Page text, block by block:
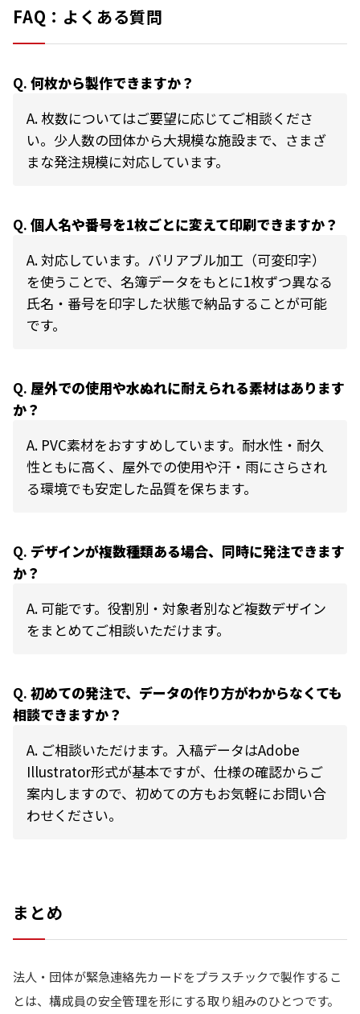
FAQ：よくある質問
Q. 何枚から製作できますか？
A. 枚数についてはご要望に応じてご相談くださ
い。少人数の団体から大規模な施設まで、さまざ
まな発注規模に対応しています。
Q. 個人名や番号を1枚ごとに変えて印刷できますか？
A.対応しています。バリアブル加工（可変印字）
を使うことで、名簿データをもとに1枚ずつ異なる
氏名・番号を印字した状態で納品することが可能
です。
Q. 屋外での使用や水ぬれに耐えられる素材はあります
か？
A. PVC素材をおすすめしています。耐水性・耐久
性ともに高く、屋外での使用や汗・雨にさらされ
る環境でも安定した品質を保ちます。
Q. デザインが複数種類ある場合、同時に発注できます
か？
A. 可能です。役割別・対象者別など複数デザイン
をまとめてご相談いただけます。
Q. 初めての発注で、データの作り方がわからなくても
相談できますか？
A. ご相談いただけます。入稿データはAdobe
Illustrator形式が基本ですが、仕様の確認からご
案内しますので、初めての方もお気軽にお問い合
わせください。
まとめ
法人・団体が緊急連絡先カードをプラスチックで製作するこ
とは、構成員の安全管理を形にする取り組みのひとつです。